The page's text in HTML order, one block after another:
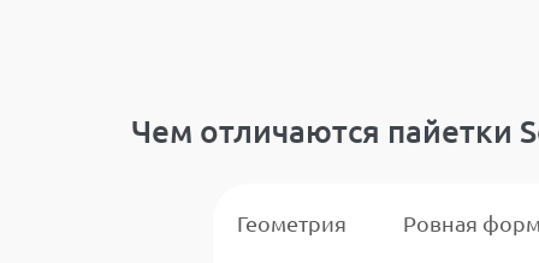
Чем отличаются пайетки
Геометрия Ровная